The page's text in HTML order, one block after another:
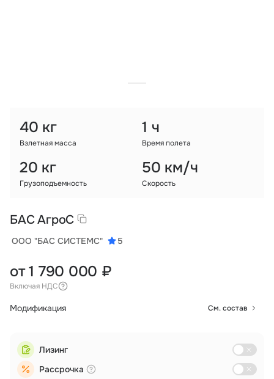
40 кг
Взлетная масса
1 ч
Время полета
20 кг
Грузоподъемность
50 км/ч
Скорость
БАС АгроС
ООО "БАС СИСТЕМС" 5
от 1 790 000 ₽
Включая НДС
Модификация См. состав
Лизинг
Рассрочка